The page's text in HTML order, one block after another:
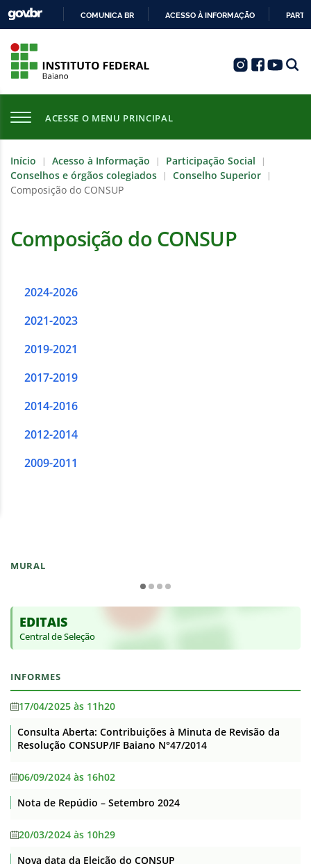
COMUNICA BR ACESSO À INFORMAÇÃO
ACESSE O MENU PRINCIPAL
Início | Acesso à Informação | Participação Social |
Conselhos e órgãos colegiados | Conselho Superior |
Composição do CONSUP
MURAL
EDITAIS
Central de Seleção
INFORMES
17/04/2025 às 11h20
Consulta Aberta: Contribuições à Minuta de Revisão da
Resolução CONSUP/IF Baiano N°47/2014
06/09/2024 às 16h02
Nota de Repúdio – Setembro 2024
20/03/2024 às 10h29
Nova data da Eleição do CONSUP
Composição do CONSUP
2024-2026
2021-2023
2019-2021
2017-2019
2014-2016
2012-2014
2009-2011